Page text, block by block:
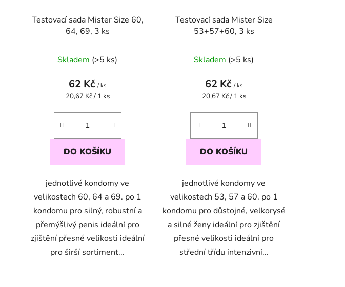
Testovací sada Mister Size 60,
64, 69, 3 ks
Skladem (>5 ks)
62 Kč/ ks
Měrná
20,67 Kč / 1 ks
DO KOŠÍKU
jednotlivé kondomy ve
velikostech 60, 64 a 69. po 1
kondomu pro silný, robustní a
přemýšlivý penis ideální pro
zjištění přesné velikosti ideální
pro širší sortiment...
Testovací sada Mister Size
53+57+60, 3 ks
Skladem (>5 ks)
62 Kč/ ks
Měrná
20,67 Kč / 1 ks
DO KOŠÍKU
jednotlivé kondomy ve
velikostech 53, 57 a 60. po 1
kondomu pro důstojné, velkorysé
a silné ženy ideální pro zjištění
přesné velikosti ideální pro
střední třídu intenzivní...